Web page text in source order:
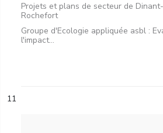
Projets et plans de secteur de
Rochefort
Groupe d'Ecologie appliquée asbl :
l'impact...
11